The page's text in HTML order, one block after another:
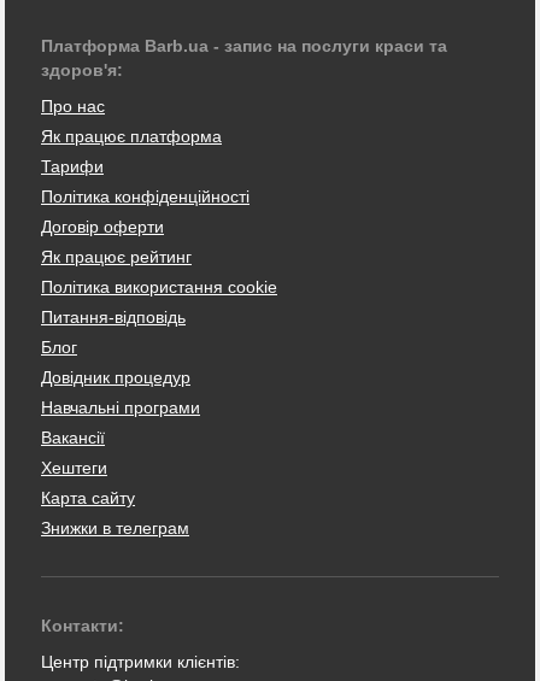
Платформа Barb.ua - запис на послуги краси та
здоров'я:
Про нас
Як працює платформа
Тарифи
Політика конфіденційності
Договір оферти
Як працює рейтинг
Політика використання cookie
Питання-відповідь
Блог
Довідник процедур
Навчальні програми
Вакансії
Хештеги
Карта сайту
Знижки в телеграм
Контакти:
Центр підтримки клієнтів: